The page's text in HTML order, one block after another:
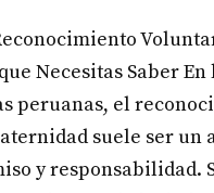
Necesitas Saber En
peruanas, el
suele ser un
y responsabilidad.